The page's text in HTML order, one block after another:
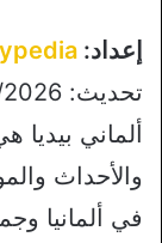
إعداد:
تحديث: 30/07/2026
ألماني
والأحداث
في ألمانيا